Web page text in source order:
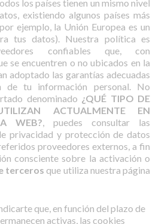
los países tienen un mismo nivel
existiendo algunos países más
ejemplo, la Unión Europea es un
tus datos). Nuestra política es
confiables que, con
se encuentren o no ubicados en la
adoptado las garantías adecuadas
de tu información personal. No
denominado ¿QUÉ TIPO DE
ACTUALMENTE EN
WEB?, puedes consultar las
privacidad y protección de datos
proveedores externos, a fin
consciente sobre la activación o
terceros que utiliza nuestra página
que, en función del plazo de
activas, las cookies